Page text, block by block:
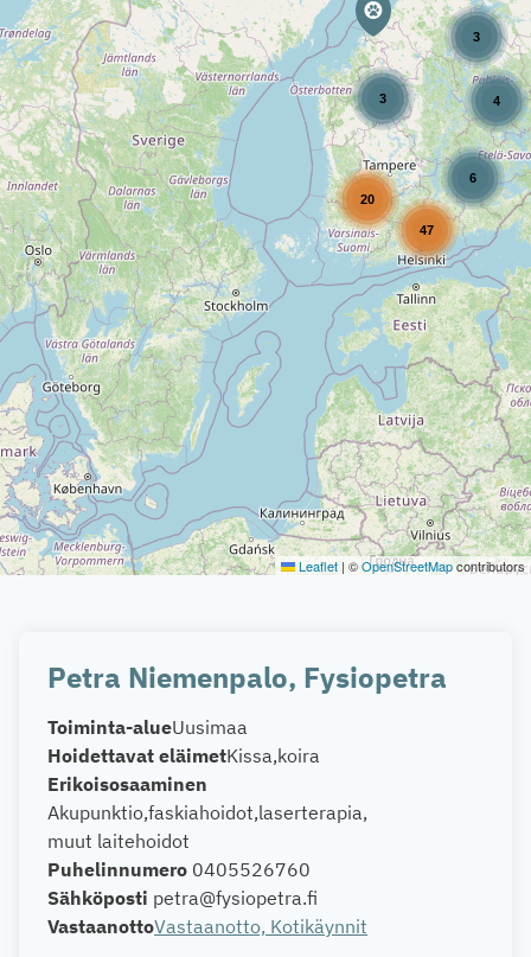
Petra Niemenpalo, Fysiopetra
Toiminta-alueUusimaa
Hoidettavat eläimetKissa koira
Erikoisosaaminen
Akupunktio faskiahoidot laserterapia
muut laitehoidot
Puhelinnumero 0405526760
Sähköposti petra@fysiopetra.fi
VastaanottoVastaanotto, Kotikäynnit
3 4
3
6
47
20
Leaflet | ©OpenStreetMapcontributors